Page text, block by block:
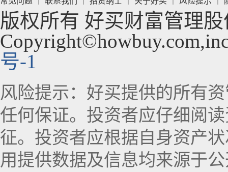
版权所有 好买财富管理
号-1
风险提示：好买提供的所有
任何保证。投资者应仔细阅
征。投资者应根据自身资产
用提供数据及信息均来源于